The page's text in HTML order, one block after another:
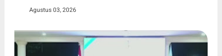
Agustus 03, 2026